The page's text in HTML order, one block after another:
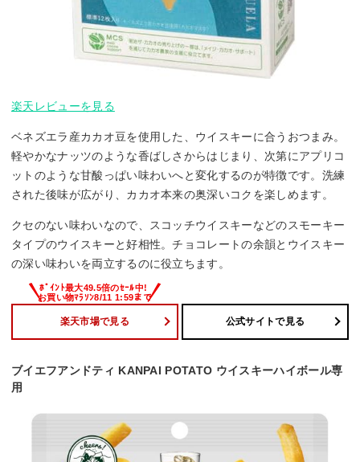
楽天レビューを見る
ベネズエラ産カカオ豆を使用した、ウイスキーに合うおつまみ。
軽やかなナッツのような香ばしさからはじまり、次第にアプリコ
ットのような甘酸っぱい味わいへと変化するのが特徴です。洗練
された後味が広がり、カカオ本来の奥深いコクを楽しめます。
クセのない味わいなので、スコッチウイスキーなどのスモーキー
タイプのウイスキーと好相性。チョコレートの余韻とウイスキー
の深い味わいを両立するのに役立ちます。
楽天市場で見る 公式サイトで見る
ブイエフアンドティ KANPAI POTATO ウイスキーハイボール専
用